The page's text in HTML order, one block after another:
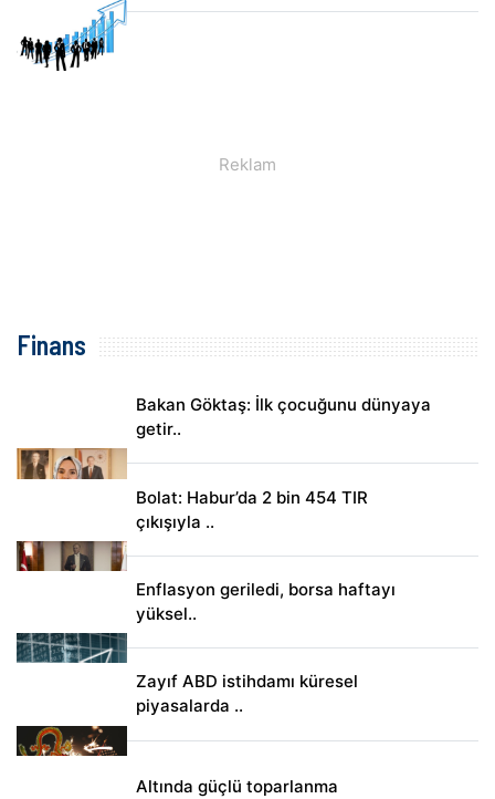
Finans
Bakan Göktaş: İlk çocuğunu dünyaya
getir..
Bolat: Habur’da 2 bin 454 TIR
çıkışıyla ..
Enflasyon geriledi, borsa haftayı
yüksel..
Zayıf ABD istihdamı küresel
piyasalarda ..
Altında güçlü toparlanma